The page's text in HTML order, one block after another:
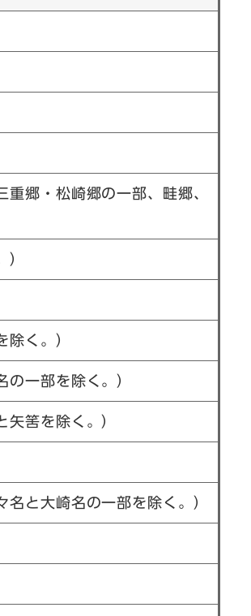
郷・松崎郷の一部、畦郷、
）
除く。）
一部を除く。）
筈を除く。）
と大崎名の一部を除く。）